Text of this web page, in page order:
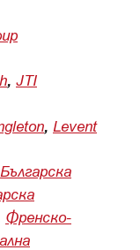
, JTI
Levent
Българска
Френско-